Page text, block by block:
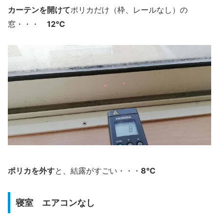
カーテンを開けてポリカだけ（枠、レールなし）の
窓・・・ 12℃
ポリカを外すと、結露がすごい・・・ 8℃
寝室 エアコンなし